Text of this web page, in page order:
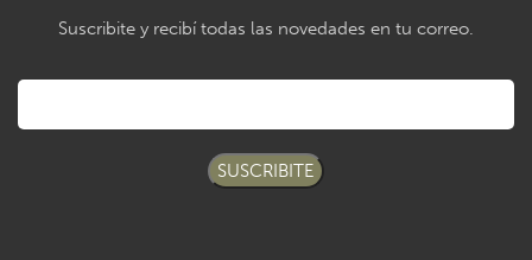
Suscribite y recibí todas las novedades en tu correo.
SUSCRIBITE